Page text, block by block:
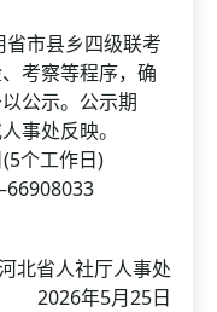
市县乡四级联考
考察等程序，确
公示。公示期
事处反映。
个工作日)
省人社厅人事处
2026年5月25日